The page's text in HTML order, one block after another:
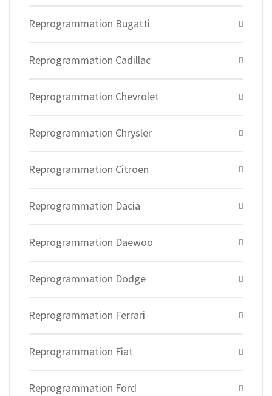
Reprogrammation Bugatti
Reprogrammation Cadillac
Reprogrammation Chevrolet
Reprogrammation Chrysler
Reprogrammation Citroen
Reprogrammation Dacia
Reprogrammation Daewoo
Reprogrammation Dodge
Reprogrammation Ferrari
Reprogrammation Fiat
Reprogrammation Ford